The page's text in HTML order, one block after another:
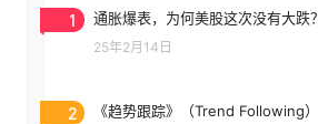
1 通胀爆表，为何美股这次没有大跌？
25年2月14日
2 《趋势跟踪》（Trend Following）